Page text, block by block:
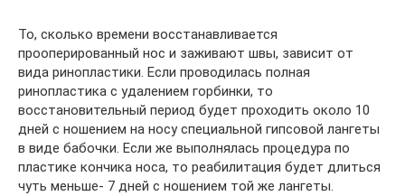
То, сколько времени восстанавливается
прооперированный нос и заживают швы, зависит от
вида ринопластики. Если проводилась полная
ринопластика с удалением горбинки, то
восстановительный период будет проходить около 10
дней с ношением на носу специальной гипсовой лангеты
в виде бабочки. Если же выполнялась процедура по
пластике кончика носа, то реабилитация будет длиться
чуть меньше- 7 дней с ношением той же лангеты.